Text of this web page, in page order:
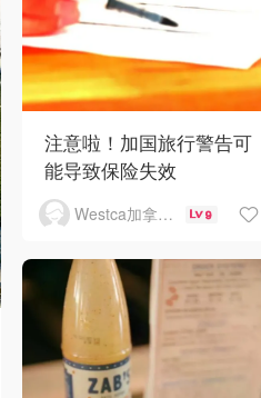
注意啦！加国旅行警告可
能导致保险失效
Westca加拿大生活 9